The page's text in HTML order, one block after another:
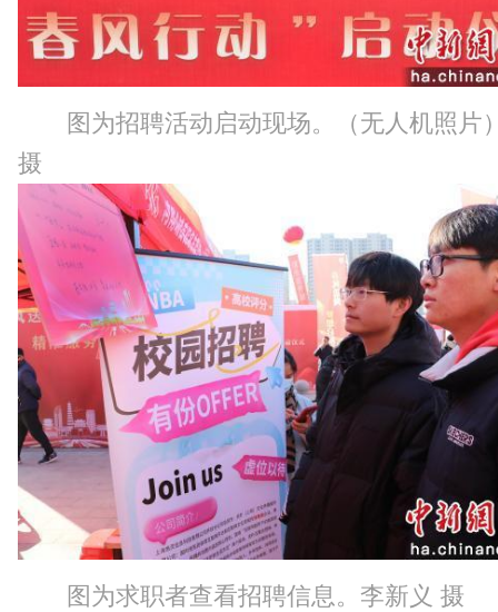
图为招聘活动启动现场。（无人机照片
摄
图为求职者查看招聘信息。李新义 摄